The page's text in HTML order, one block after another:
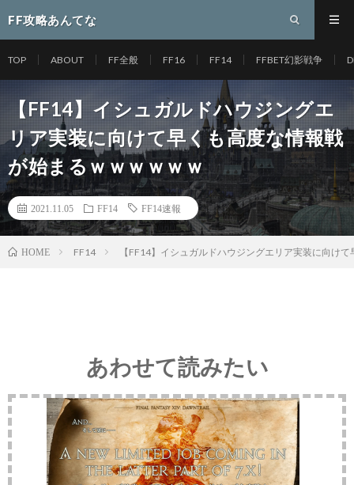
FF攻略あんてな
TOP ABOUT FF全般 FF16 FF14 FFBET幻影戦争
【FF14】イシュガルドハウジングエ
リア実装に向けて早くも高度な情報戦
が始まるｗｗｗｗｗｗ
2021.11.05 FF14 FF14速報
HOME FF14 【FF14】イシュガルドハウジングエリア実装に向け
あわせて読みたい